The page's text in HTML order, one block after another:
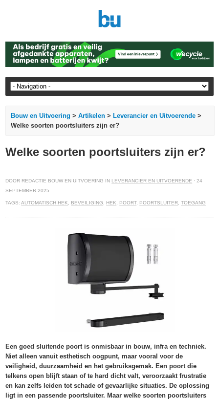
Bouw en Uitvoering >Artikelen > Leverancier en Uitvoerende >
Welke soorten poortsluiters zijn er?
Welke soorten poortsluiters zijn er?
DOOR REDACTIE BOUW EN UITVOERING IN LEVERANCIER EN UITVOERENDE · 24
SEPTEMBER 2025
TAGS:AUTOMATISCH HEK, BEVEILIGING, HEK, POORT, POORTSLUITER,TOEGANG
Een goed sluitende poort is onmisbaar in bouw, infra en techniek.
Niet alleen vanuit esthetisch oogpunt, maar vooral voor de
veiligheid, duurzaamheid en het gebruiksgemak. Een poort die
telkens open blijft staan of te hard dicht valt, veroorzaakt frustratie
en kan zelfs leiden tot schade of gevaarlijke situaties. De oplossing
ligt in een passende poortsluiter. Maar welke soorten poortsluiters